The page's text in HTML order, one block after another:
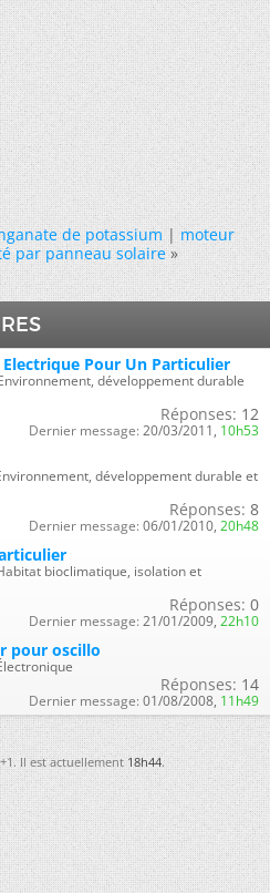
de potassium|moteur
par panneau solaire »
Pour Un Particulier
développement durable
Réponses: 12
Dernier message: 20/03/2011, 10h53
développement durable et
Réponses: 8
Dernier message: 06/01/2010, 20h48
bioclimatique, isolation et
Réponses: 0
Dernier message: 21/01/2009, 22h10
pour oscillo
Réponses: 14
Dernier message: 01/08/2008, 11h49
Il est actuellement18h44.